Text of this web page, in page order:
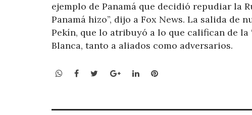
ejemplo de Panamá que decidió repudiar la
Panamá hizo”, dijo a Fox News. La salida
Pekín, que lo atribuyó a lo que califican de
Blanca, tanto a aliados como adversarios.
WhatsApp
Facebook
TwitterGoogle+LinkedInPinterest